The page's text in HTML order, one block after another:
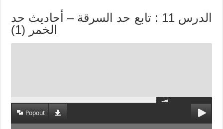
الدرس 11 : تابع حد السرقة – أحاديث حد
الخمر (1)
Popout